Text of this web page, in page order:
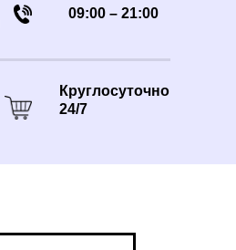
09:00 – 21:00
Круглосуточно
24/7